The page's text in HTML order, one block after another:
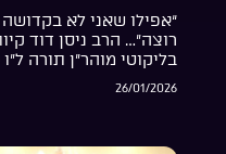
“אפילו שאני לא בקדושה
רוצה”… הרב ניסן דוד
בליקוטי מוהר”ן תורה ל”ו שיעור 2
26/01/2026